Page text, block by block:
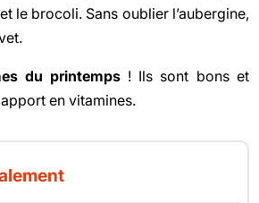
le brocoli. Sans oublier l’aubergine,
du printemps! Ils sont bons et
en vitamines.